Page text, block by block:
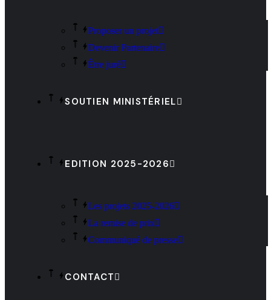
Proposer un projet
Devenir Partenaire
Être juré
SOUTIEN MINISTÉRIEL
EDITION 2025-2026
Les projets 2025-2026
La remise de prix
Communiqué de presse
CONTACT